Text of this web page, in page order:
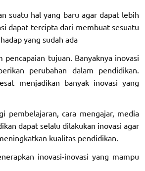
suatu hal yang baru agar dapat lebih
dapat tercipta dari membuat sesuatu
yang sudah ada
tujuan. Banyaknya inovasi
perubahan dalam pendidikan.
menjadikan banyak inovasi yang
pembelajaran, cara mengajar, media
dapat selalu dilakukan inovasi agar
kualitas pendidikan.
inovasi-inovasi yang mampu